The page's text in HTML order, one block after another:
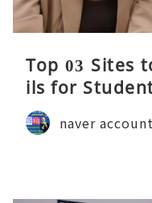
Top 03 Sites
ils for
naver